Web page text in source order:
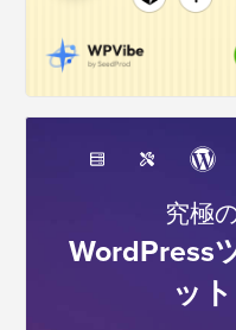
究極
WordPress
ット